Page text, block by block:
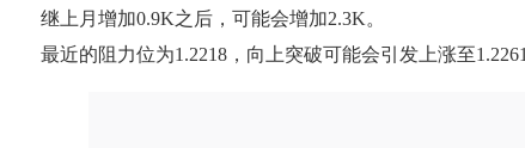
继上月增加0.9K之后，可能会增加2.3K。
最近的阻力位为1.2218，向上突破可能会引发上涨至